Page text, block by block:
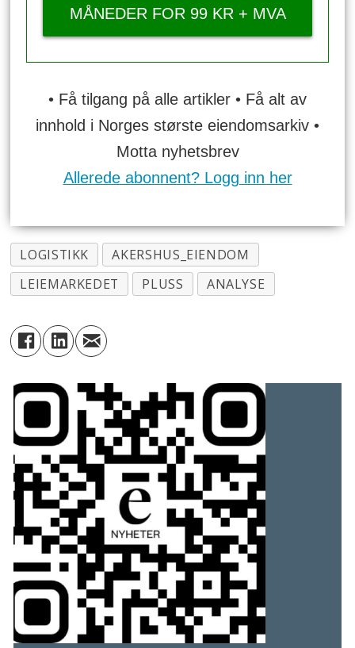
MÅNEDER FOR 99 KR + MVA
• Få tilgang på alle artikler • Få alt av
innhold i Norges største eiendomsarkiv •
Motta nyhetsbrev
Allerede abonnent? Logg inn her
LOGISTIKK
AKERSHUS_EIENDOM
LEIEMARKEDET
PLUSS ANALYSE